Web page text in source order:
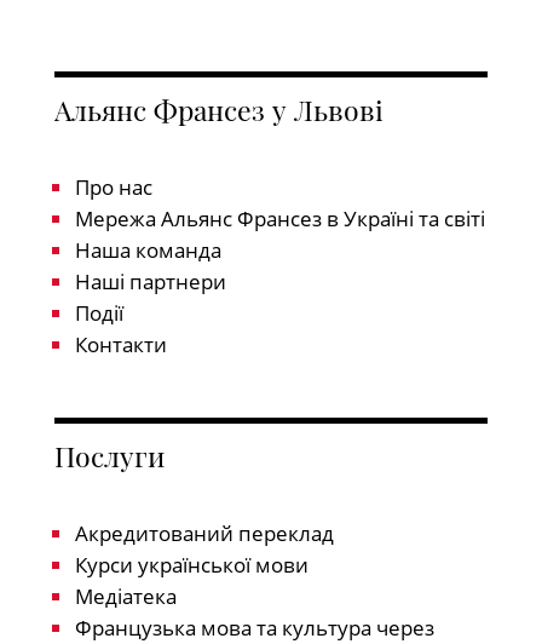
Альянс Франсез у Львові
Про нас
Мережа Альянс Франсез в Україні та світі
Наша команда
Наші партнери
Події
Контакти
Послуги
Акредитований переклад
Курси української мови
Медіатека
Французька мова та культура через